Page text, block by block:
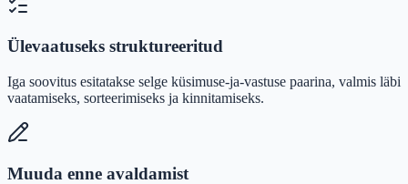
Ülevaatuseks struktureeritud
Iga soovitus esitatakse selge küsimuse-ja-vastuse paarina, valmis läbi
vaatamiseks, sorteerimiseks ja kinnitamiseks.
Muuda enne avaldamist